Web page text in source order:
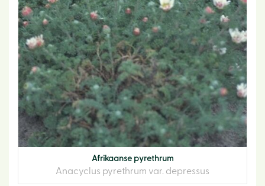
Afrikaanse pyrethrum
Anacyclus pyrethrum var. depressus